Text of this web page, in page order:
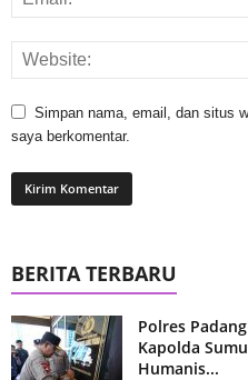
Simpan nama, email, dan situs
saya berkomentar.
BERITA TERBARU
Polres
Kapolda
Humanis...